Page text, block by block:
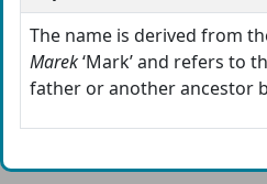
The name is derived from
Marek‘Mark’ and refers to
father or another ancestor